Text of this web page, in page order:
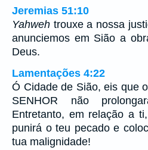
Jeremias 51:10
Yahweh trouxe a nossa
anunciemos em Sião a
Deus.
Lamentações 4:22
Ó Cidade de Sião, eis que
SENHOR não
Entretanto, em relação a
punirá o teu pecado e
tua malignidade!